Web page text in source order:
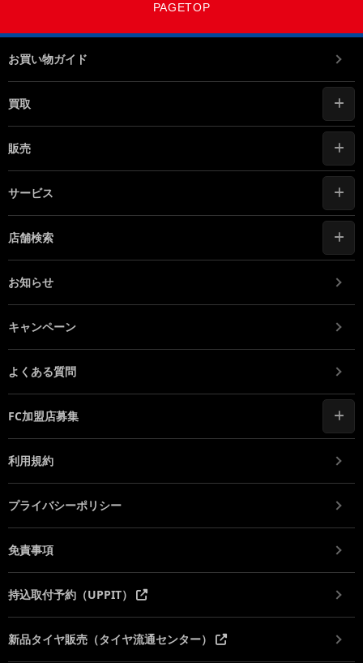
PAGETOP
お買い物ガイド
買取
販売
サービス
店舗検索
お知らせ
キャンペーン
よくある質問
FC加盟店募集
利用規約
プライバシーポリシー
免責事項
持込取付予約（UPPIT）
新品タイヤ販売（タイヤ流通センター）